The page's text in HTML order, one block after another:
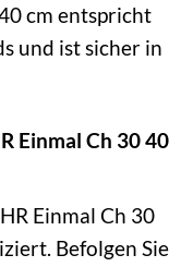
cm entspricht
und ist sicher in
Einmal Ch 30 40
Einmal Ch 30
Befolgen Sie